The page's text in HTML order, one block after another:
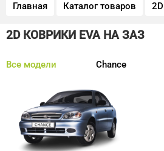
Главная Каталог товаров
2D КОВРИКИ EVA НА ЗАЗ
Все модели Chance